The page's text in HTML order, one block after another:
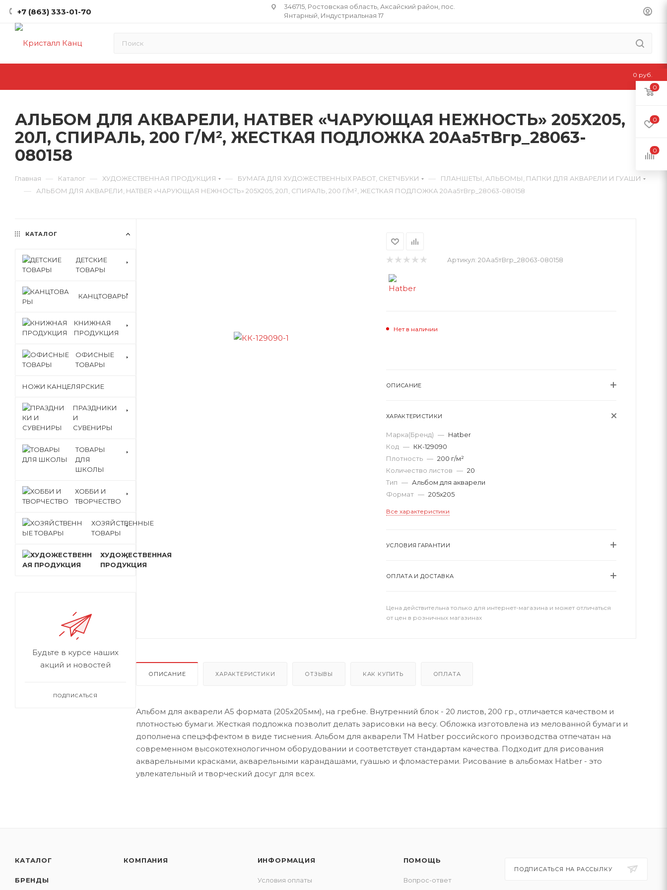
+7 (863) 333-01-70
346715, Ростовская область​, Аксайский район, пос.
Янтарный, Индустриальная 17
АЛЬБОМ ДЛЯ АКВАРЕЛИ, HATBER «ЧАРУЮЩАЯ НЕЖНОСТЬ» 205Х205,
20Л, СПИРАЛЬ, 200 Г/М², ЖЕСТКАЯ ПОДЛОЖКА 20Аа5тВгр_28063-
080158
Главная — Каталог — ХУДОЖЕСТВЕННАЯ ПРОДУКЦИЯ — БУМАГА ДЛЯ ХУДОЖЕСТВЕННЫХ РАБОТ, СКЕТЧБУКИ — ПЛАНШЕТЫ, АЛЬБОМЫ, ПАПКИ ДЛЯ АКВАРЕЛИ И ГУАШИ
— АЛЬБОМ ДЛЯ АКВАРЕЛИ, HATBER «ЧАРУЮЩАЯ НЕЖНОСТЬ» 205Х205, 20Л, СПИРАЛЬ, 200 Г/М², ЖЕСТКАЯ ПОДЛОЖКА 20Аа5тВгр_28063-080158
Артикул: 20Аа5тВгр_28063-080158
Нет в наличии
ОПИСАНИЕ
ХАРАКТЕРИСТИКИ
Марка(Бренд) — Hatber
Код — КК-129090
Плотность — 200 г/м²
Количество листов — 20
Тип — Альбом для акварели
Формат — 205х205
Все характеристики
УСЛОВИЯ ГАРАНТИИ
ОПЛАТА И ДОСТАВКА
Цена действительна только для интернет-магазина и может отличаться
от цен в розничных магазинах
ОПИСАНИЕ ХАРАКТЕРИСТИКИ ОТЗЫВЫ КАК КУПИТЬ ОПЛАТА
Альбом для акварели А5 формата (205х205мм), на гребне. Внутренний блок - 20 листов, 200 гр., отличается качеством и
плотностью бумаги. Жесткая подложка позволит делать зарисовки на весу. Обложка изготовлена из мелованной бумаги и
дополнена спецэффектом в виде тиснения. Альбом для акварели ТМ Hatber российского производства отпечатан на
современном высокотехнологичном оборудовании и соответствует стандартам качества. Подходит для рисования
акварельными красками, акварельными карандашами, гуашью и фломастерами. Рисование в альбомах Hatber - это
увлекательный и творческий досуг для всех.
КАТАЛОГ
ДЕТСКИЕ
ТОВАРЫ
КАНЦТОВАРЫ
КНИЖНАЯ
ПРОДУКЦИЯ
ОФИСНЫЕ
ТОВАРЫ
НОЖИ КАНЦЕЛЯРСКИЕ
ПРАЗДНИКИ
И
СУВЕНИРЫ
ТОВАРЫ
ДЛЯ
ШКОЛЫ
ХОББИ И
ТВОРЧЕСТВО
ХОЗЯЙСТВЕННЫЕ
ТОВАРЫ
ХУДОЖЕСТВЕННАЯ
ПРОДУКЦИЯ
Будьте в курсе наших
акций и новостей
ПОДПИСАТЬСЯ
КАТАЛОГ
БРЕНДЫ
КОМПАНИЯ ИНФОРМАЦИЯ
Условия оплаты
ПОМОЩЬ
Вопрос-ответ
ПОДПИСАТЬСЯ НА РАССЫЛКУ
0
0
0
0 руб.